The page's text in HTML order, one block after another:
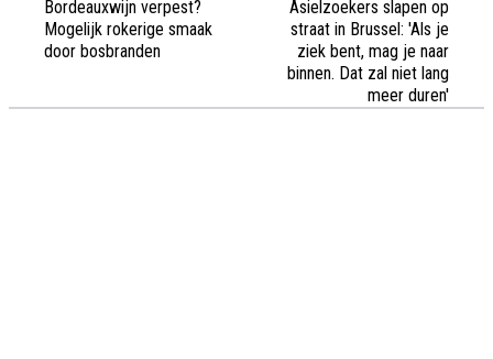
Bordeauxwijn verpest?
Mogelijk rokerige smaak
door bosbranden
Asielzoekers slapen op
straat in Brussel: 'Als je
ziek bent, mag je naar
binnen. Dat zal niet lang
meer duren'